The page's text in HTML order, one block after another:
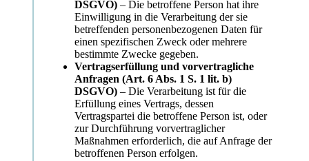
DSGVO) – Die betroffene Person hat ihre
Einwilligung in die Verarbeitung der sie
betreffenden personenbezogenen Daten für
einen spezifischen Zweck oder mehrere
bestimmte Zwecke gegeben.
Vertragserfüllung und vorvertragliche
Anfragen (Art. 6 Abs. 1 S. 1 lit. b)
DSGVO) – Die Verarbeitung ist für die
Erfüllung eines Vertrags, dessen
Vertragspartei die betroffene Person ist, oder
zur Durchführung vorvertraglicher
Maßnahmen erforderlich, die auf Anfrage der
betroffenen Person erfolgen.